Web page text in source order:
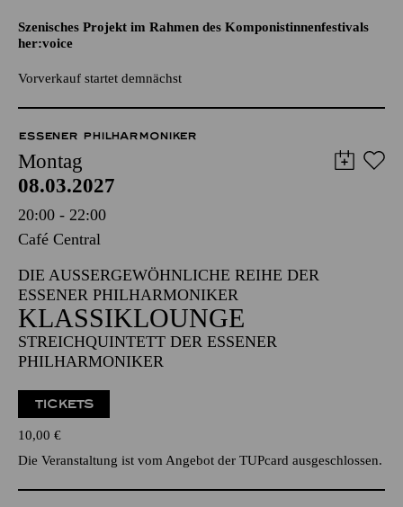
SUSANNA, JUDITH AND THE
UGLY BASTARDS
Szenisches Projekt im Rahmen des Komponistinnenfestivals
Vorverkauf startet demnächst
ESSENER PHILHARMONIKER
Montag
08.03.2027
20:00 - 22:00
Café Central
DIE AUSSERGEWÖHNLICHE REIHE DER E
SSENER PHILHARMONIKER
KLASSIKLOUNGE
STREICHQUINTETT DER ESSENER
PHILHARMONIKER
TICKETS
10,00€